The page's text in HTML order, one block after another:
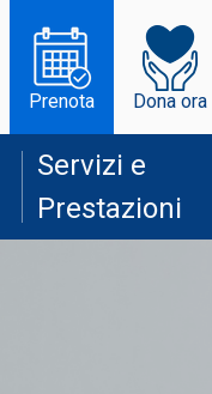
Prenota Dona ora
Servizi e
Prestazioni